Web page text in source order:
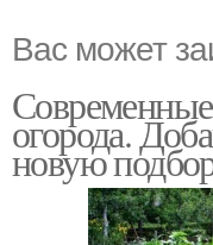
Вас может
огорода.
новую